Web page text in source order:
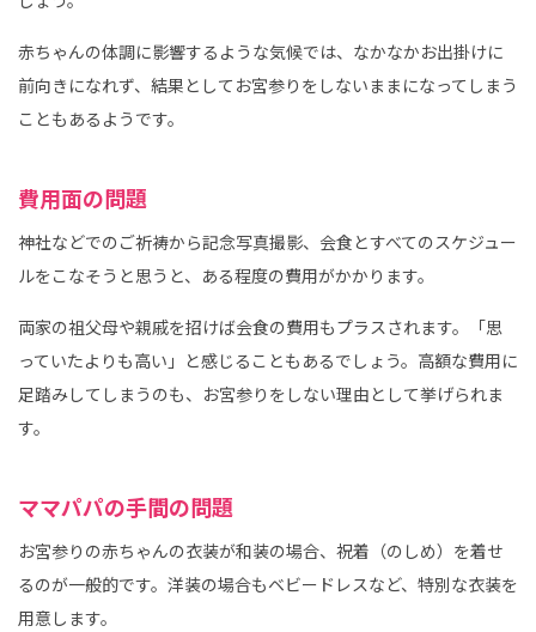
赤ちゃんの体調に影響するような気候では、なかなかお出掛けに
前向きになれず、結果としてお宮参りをしないままになってしまう
こともあるようです。
費用面の問題
神社などでのご祈祷から記念写真撮影、会食とすべてのスケジュー
ルをこなそうと思うと、ある程度の費用がかかります。
両家の祖父母や親戚を招けば会食の費用もプラスされます。「思
っていたよりも高い」と感じることもあるでしょう。高額な費用に
足踏みしてしまうのも、お宮参りをしない理由として挙げられま
す。
ママパパの手間の問題
お宮参りの赤ちゃんの衣装が和装の場合、祝着（のしめ）を着せ
るのが一般的です。洋装の場合もベビードレスなど、特別な衣装を
用意します。